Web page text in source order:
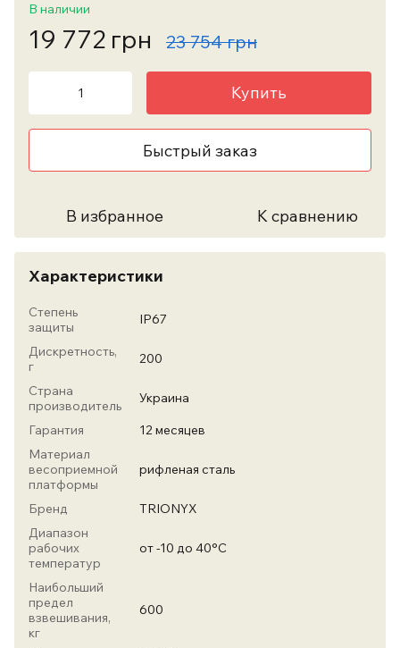
В наличии
19 772 грн 23 754 грн
Купить
Быстрый заказ
В избранное К сравнению
Характеристики
Степень
защиты
IP67
Дискретность,
г
200
Страна
производитель
Украина
Гарантия
12 месяцев
Материал
весоприемной
платформы
рифленая сталь
Бренд
TRIONYX
Диапазон
рабочих
температур
от -10 до 40°С
Наибольший
предел
взвешивания,
кг
600